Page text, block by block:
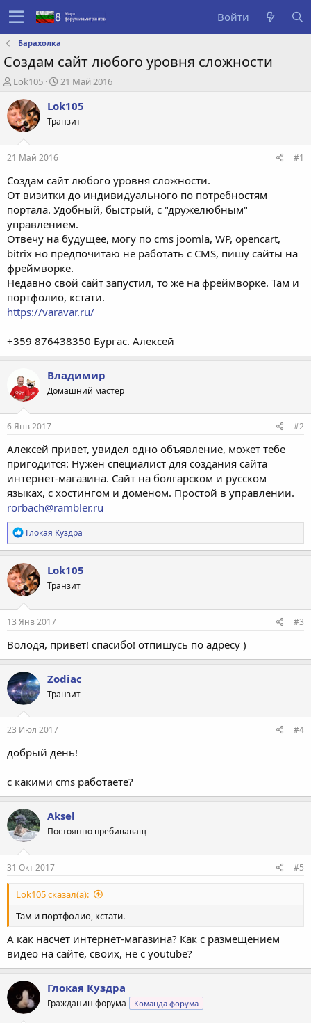
Войти
Барахолка
Создам сайт любого уровня сложности
А
т
о
р
т
е
ы
Lok105
Д
т
а
о
а
н
и
я
21 Май 2016
Lok105
Транзит
21 Май 2016 #1
Создам сайт любого уровня сложности.
От визитки до индивидуального по потребностям
портала. Удобный, быстрый, с "дружелюбным"
управлением.
Отвечу на будущее, могу по cms joomla, WP, opencart,
bitrix но предпочитаю не работать с CMS, пишу сайты на
фреймворке.
Недавно свой сайт запустил, то же на фреймворке. Там и
портфолио, кстати.
https://varavar.ru/
+359 876438350 Бургас. Алексей
Владимир
Домашний мастер
6 Янв 2017 #2
Алексей привет, увидел одно объявление, может тебе
пригодится: Нужен специалист для создания сайта
интернет-магазина. Сайт на болгарском и русском
языках, с хостингом и доменом. Простой в управлении.
rorbach@rambler.ru
Р
е
а
к
ц
и
и
:
Глокая Куздра
Lok105
Транзит
13 Янв 2017 #3
Володя, привет! спасибо! отпишусь по адресу )
Zodiac
Транзит
23 Июл 2017 #4
добрый день!
с какими cms работаете?
Aksel
Постоянно пребиваващ
31 Окт 2017 #5
Lok105 сказал(а):
Там и портфолио, кстати.
А как насчет интернет-магазина? Как с размещением
видео на сайте, своих, не с youtube?
Глокая Куздра
Гражданин форума Команда форума